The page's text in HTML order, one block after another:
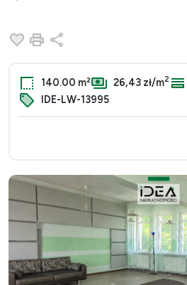
Dodaj do ulubionych
Drukuj
140.00 m² 26,43 zł/m2
IDE-LW-13995